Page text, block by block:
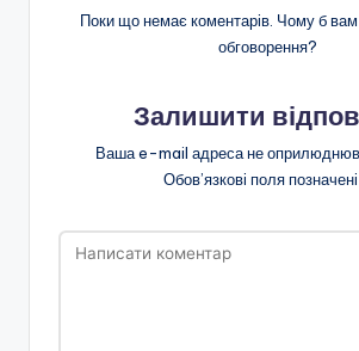
Поки що немає коментарів. Чому б вам
обговорення?
Залишити
Ваша e-mail адреса не
Обов’язкові поля позначені